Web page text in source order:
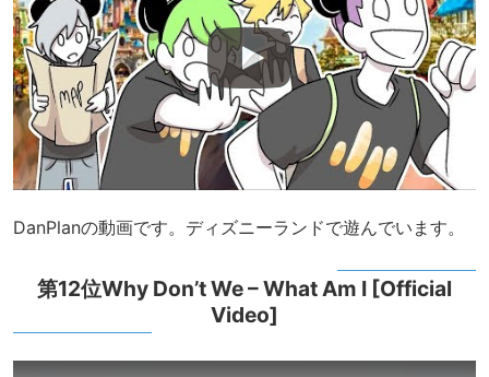
DanPlanの動画です。ディズニーランドで遊んでいます。
第12位Why Don’t We – What Am I [Official
Video]